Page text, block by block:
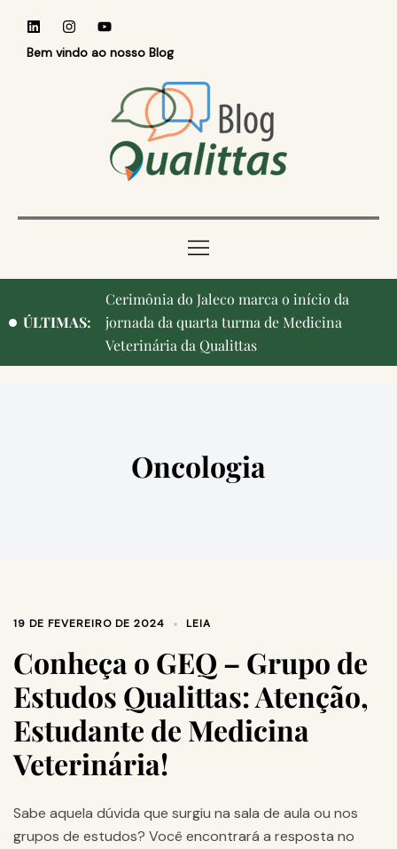
Bem vindo ao nosso Blog
ÚLTIMAS:
Cerimônia do Jaleco marca o início da
jornada da quarta turma de Medicina
Veterinária da Qualittas
Oncologia
19 DE FEVEREIRO DE 2024 LEIA
Conheça o GEQ – Grupo de
Estudos Qualittas: Atenção,
Estudante de Medicina
Veterinária!
Sabe aquela dúvida que surgiu na sala de aula ou nos
grupos de estudos? Você encontrará a resposta no